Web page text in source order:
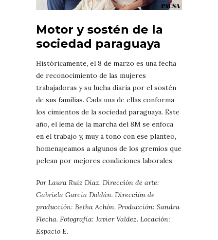
Motor y sostén de la
sociedad paraguaya
Históricamente, el 8 de marzo es una fecha
de reconocimiento de las mujeres
trabajadoras y su lucha diaria por el sostén
de sus familias. Cada una de ellas conforma
los cimientos de la sociedad paraguaya. Este
año, el lema de la marcha del 8M se enfoca
en el trabajo y, muy a tono con ese planteo,
homenajeamos a algunos de los gremios que
pelean por mejores condiciones laborales.
Por Laura Ruiz Díaz. Dirección de arte:
Gabriela García Doldán. Dirección de
producción: Betha Achón. Producción: Sandra
Flecha. Fotografía: Javier Valdez. Locación:
Espacio E.